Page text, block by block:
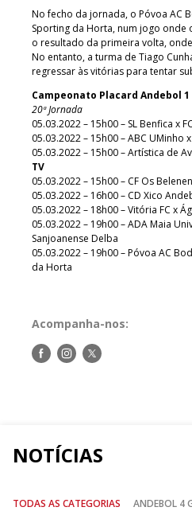
No fecho da jornada, o Póvoa AC
Sporting da Horta, num jogo
o resultado da primeira volta,
No entanto, a turma de Tiago
regressar às vitórias para tentar
Campeonato Placard Andebol 1
20ª Jornada
05.03.2022 – 15h00 – SL Benfica x
05.03.2022 – 15h00 – ABC UMinho
05.03.2022 – 15h00 – Artística de
TV
05.03.2022 – 15h00 – CF Os
05.03.2022 – 16h00 – CD Xico
05.03.2022 – 18h00 – Vitória FC x
05.03.2022 – 19h00 – ADA Maia
Sanjoanense Delba
05.03.2022 – 19h00 – Póvoa AC
da Horta
Acompanha-nos:
Siga-Siga-Siga-
NOTÍCIAS
TODAS AS CATEGORIAS ANDEBOL 4